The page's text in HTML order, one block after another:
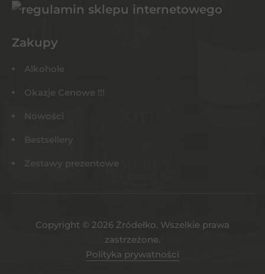
Zakupy
Alkohole
Okazje Cenowe !!!
Nowości
Bestsellery
Zestawy prezentowe
Copyright © 2026 Żródełko. Wszelkie prawa
zastrzeżone.
Polityka prywatności